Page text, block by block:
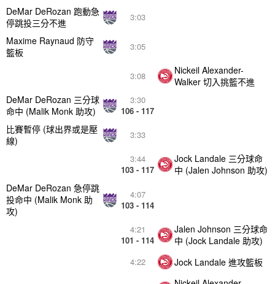
4:22 Jock Landale 進攻籃板
4:21
101 - 114
Jalen Johnson 三分球命
中 (Jock Landale 助攻)
4:07
103 - 114
DeMar DeRozan 急停跳
投命中 (Malik Monk 助
攻)
3:44
103 - 117
Jock Landale 三分球命
中 (Jalen Johnson 助攻)
3:33
比賽暫停 (球出界或是壓
線)
3:30
106 - 117
DeMar DeRozan 三分球
命中 (Malik Monk 助攻)
3:08
Nickeil Alexander-
Walker 切入挑籃不進
3:05
Maxime Raynaud 防守
籃板
3:03
DeMar DeRozan 跑動急
停跳投三分不進